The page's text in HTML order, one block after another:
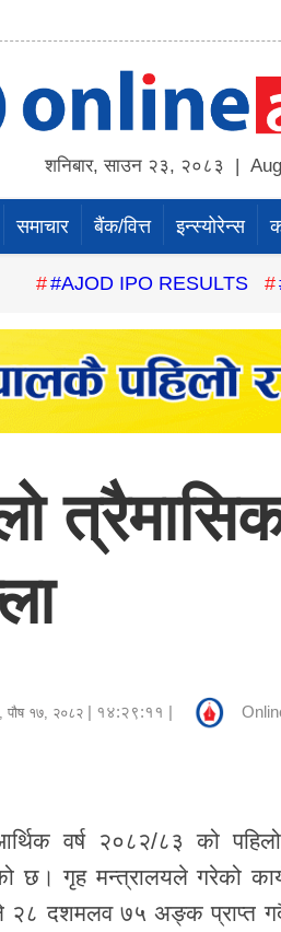
शनिबार,साउन २३, २०८३ |
समाचार बैंक/वित्त इन्स्योरेन्स
#AJOD IPO RESULTS
पौष १७, २०८२ | १४:२९:११ |
वर्ष २०८२/८३ को
छ। गृह मन्त्रालयले गरेको
२८ दशमलव ७५ अङ्क प्राप्त